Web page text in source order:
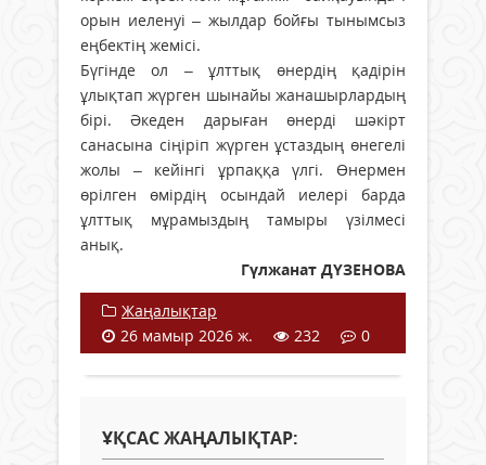
орын иеленуі – жылдар бойғы тынымсыз
еңбектің жемісі.
Бүгінде ол – ұлттық өнердің қадірін
ұлықтап жүрген шынайы жанашырлардың
бірі. Әкеден дарыған өнерді шәкірт
санасына сіңіріп жүрген ұстаздың өнегелі
жолы – кейінгі ұрпаққа үлгі. Өнермен
өрілген өмірдің осындай иелері барда
ұлттық мұрамыздың тамыры үзілмесі
анық.
Гүлжанат ДҮЗЕНОВА
Жаңалықтар
26 мамыр 2026 ж.
232 0
ҰҚСАС ЖАҢАЛЫҚТАР: